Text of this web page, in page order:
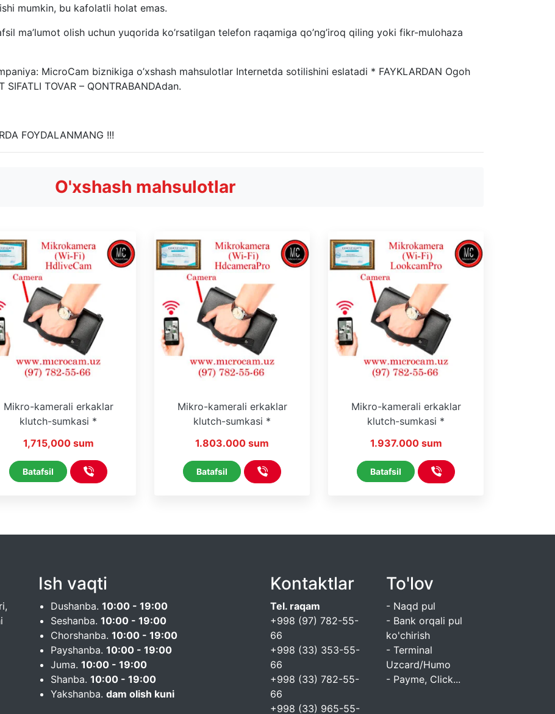
mumkin, bu kafolatli holat emas.
ma’lumot olish uchun yuqorida ko’rsatilgan telefon raqamiga qo’ng’iroq qiling yoki fikr-mulohaza
MicroCam biznikiga o’xshash mahsulotlar Internetda sotilishini eslatadi * FAYKLARDAN Ogoh
SIFATLI TOVAR – QONTRABANDAdan.
FOYDALANMANG !!!
O'xshash mahsulotlar
Mikro-kamerali erkaklar
klutch-sumkasi *
1,715,000 sum
Batafsil
Mikro-kamerali erkaklar
klutch-sumkasi *
Line
1.803.000 sum
Batafsil
Mikro-kamerali erkaklar
klutch-sumkasi *
Line
1.937.000 sum
Batafsil
Ish vaqti
Dushanba. 10:00 - 19:00
Seshanba. 10:00 - 19:00
Chorshanba. 10:00 - 19:00
Payshanba. 10:00 - 19:00
Juma. 10:00 - 19:00
Shanba. 10:00 - 19:00
Yakshanba. dam olish kuni
Kontaktlar
Tel. raqam
+998 (97) 782-55-
66
+998 (33) 353-55-
66
+998 (33) 782-55-
66
+998 (33) 965-55-
To'lov
- Naqd pul
- Bank orqali pul
ko'chirish
- Terminal
Uzcard/Humo
- Payme, Click...